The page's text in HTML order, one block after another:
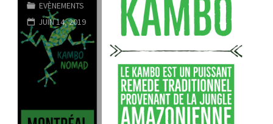
EVÈNEMENTS
JUIN 14, 2019